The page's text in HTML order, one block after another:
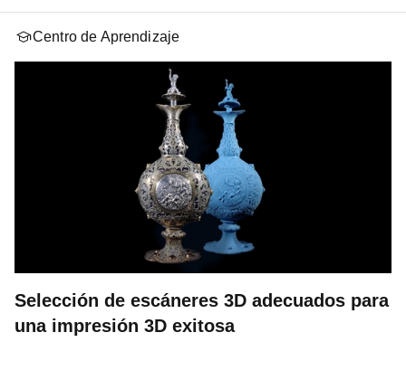
Centro de Aprendizaje
Selección de escáneres 3D adecuados para
una impresión 3D exitosa